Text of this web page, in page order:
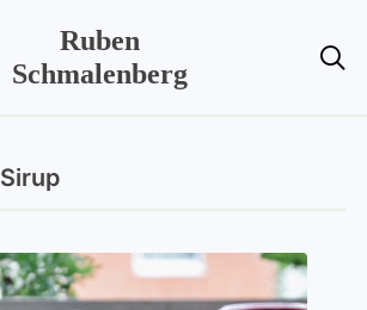
Ruben
Schmalenberg

Sirup